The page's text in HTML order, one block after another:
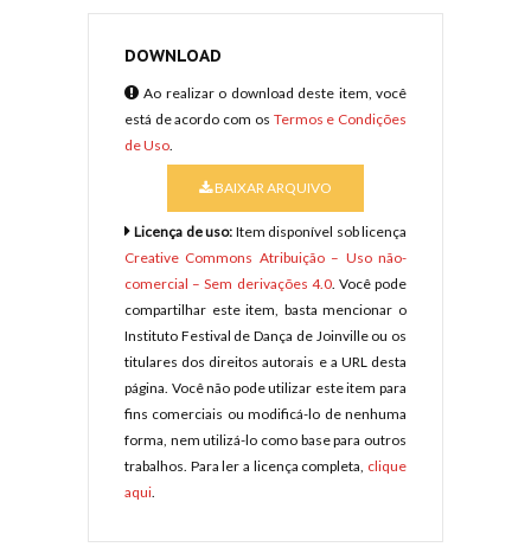
DOWNLOAD
Ao realizar o download deste item, você
está de acordo com os Termos e Condições
de Uso.
BAIXAR ARQUIVO
Licença de uso: Item disponível sob licença
Creative Commons Atribuição – Uso não-
comercial – Sem derivações 4.0. Você pode
compartilhar este item, basta mencionar o
Instituto Festival de Dança de Joinville ou os
titulares dos direitos autorais e a URL desta
página. Você não pode utilizar este item para
fins comerciais ou modificá-lo de nenhuma
forma, nem utilizá-lo como base para outros
trabalhos. Para ler a licença completa, clique
aqui.